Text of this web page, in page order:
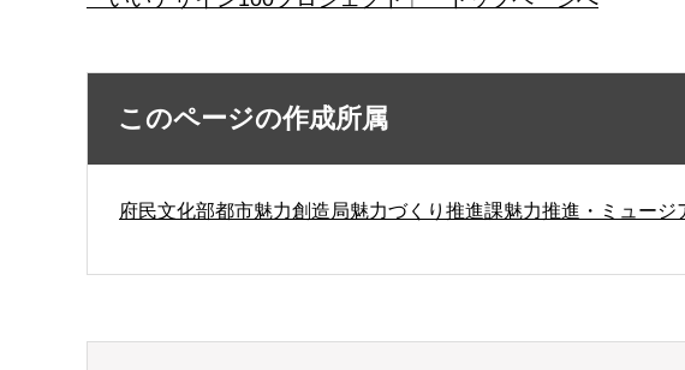
このページの作成所属
府民文化部都市魅力創造局魅力づくり推進課魅力推進・ミュージ